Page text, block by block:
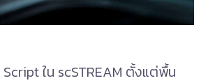
Script ใน scSTREAM ตั้งแต่พื้น